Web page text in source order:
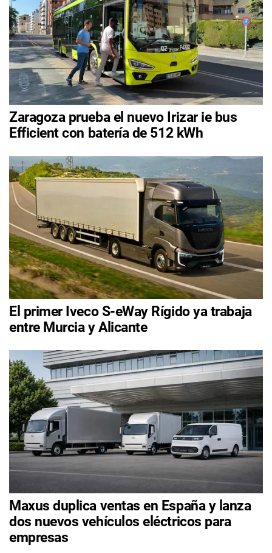
Zaragoza prueba el nuevo Irizar ie bus
Efficient con batería de 512 kWh
El primer Iveco S-eWay Rígido ya trabaja
entre Murcia y Alicante
Maxus duplica ventas en España y lanza
dos nuevos vehículos eléctricos para
empresas